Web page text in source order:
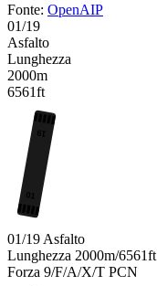
Fonte: OpenAIP
01/19
Asfalto
Lunghezza
2000m
6561ft
19
01
01/19 Asfalto
Lunghezza 2000m/6561ft
Forza 9/F/A/X/T PCN